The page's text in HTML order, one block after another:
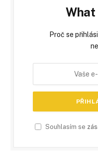
Proč se
Souhlasím se